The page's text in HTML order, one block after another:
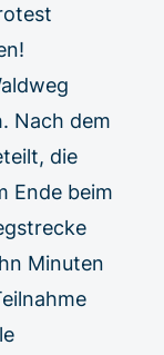
Nach dem
die
Ende beim
Minuten